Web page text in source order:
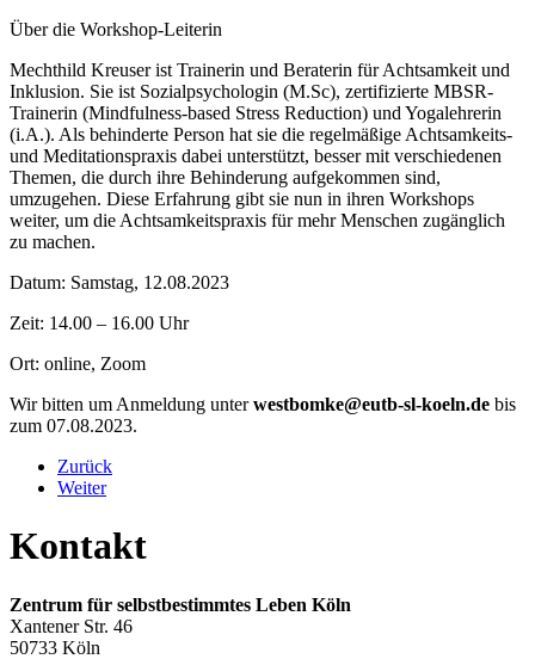
Über die Workshop-Leiterin
Mechthild Kreuser ist Trainerin und Beraterin für Achtsamkeit und
Inklusion. Sie ist Sozialpsychologin (M.Sc), zertifizierte MBSR-
Trainerin (Mindfulness-based Stress Reduction) und Yogalehrerin
(i.A.). Als behinderte Person hat sie die regelmäßige Achtsamkeits-
und Meditationspraxis dabei unterstützt, besser mit verschiedenen
Themen, die durch ihre Behinderung aufgekommen sind,
umzugehen. Diese Erfahrung gibt sie nun in ihren Workshops
weiter, um die Achtsamkeitspraxis für mehr Menschen zugänglich
zu machen.
Datum: Samstag, 12.08.2023
Zeit: 14.00 – 16.00 Uhr
Ort: online, Zoom
Wir bitten um Anmeldung unterwestbomke@eutb-sl-koeln.de bis
zum 07.08.2023.
Zurück
Weiter
Kontakt
Zentrum für selbstbestimmtes Leben Köln
Xantener Str. 46
50733 Köln